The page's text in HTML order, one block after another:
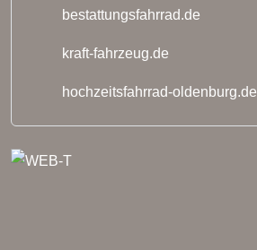
bestattungsfahrrad.de
kraft-fahrzeug.de
hochzeitsfahrrad-oldenburg.de